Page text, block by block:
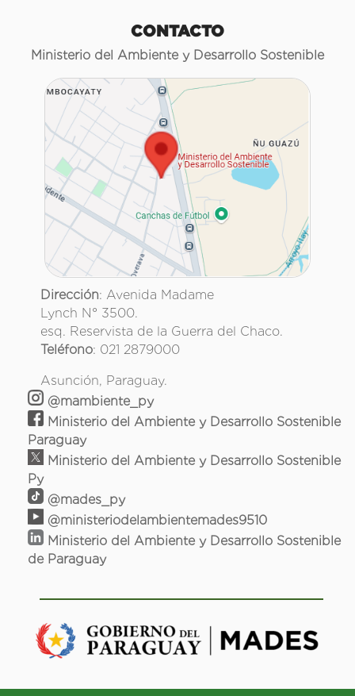
CONTACTO
Ministerio del Ambiente y Desarrollo Sostenible
Dirección: Avenida Madame
Lynch N° 3500.
esq. Reservista de la Guerra del Chaco.
Teléfono: 021 2879000
Asunción, Paraguay.
@mambiente_py
Ministerio del Ambiente y Desarrollo Sostenible
Paraguay
Ministerio del Ambiente y Desarrollo Sostenible
Py
@mades_py
@ministeriodelambientemades9510
Ministerio del Ambiente y Desarrollo Sostenible
de Paraguay